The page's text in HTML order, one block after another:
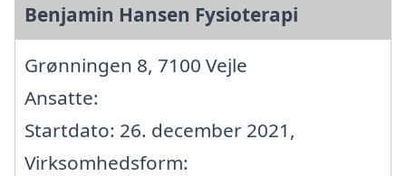
Benjamin Hansen Fysioterapi
Grønningen 8, 7100 Vejle
Ansatte:
Startdato: 26. december 2021,
Virksomhedsform: